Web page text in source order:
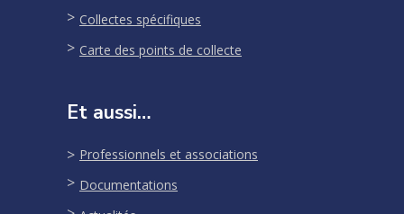
Collectes spécifiques
Carte des points de collecte
Et aussi…
Professionnels et associations
Documentations